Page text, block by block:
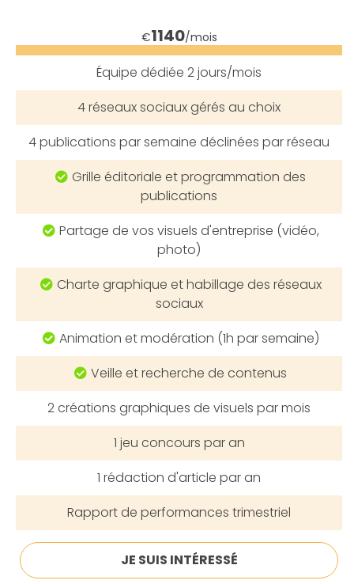
€1140/mois
Équipe dédiée 2 jours/mois
4réseaux sociaux gérés au choix
4publications par semaine déclinées par réseau
Grille éditoriale et programmation des
publications
Partage de vos visuels d'entreprise (vidéo,
photo)
Charte graphique et habillage des réseaux
sociaux
Animation et modération (1h par semaine)
Veille et recherche de contenus
2créations graphiques de visuels par mois
1 jeu concours par an
1 rédaction d'article par an
Rapport de performances trimestriel
JE SUIS INTÉRESSÉ